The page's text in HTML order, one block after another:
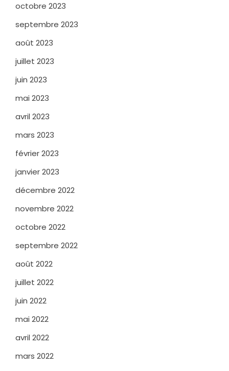
octobre 2023
septembre 2023
août 2023
juillet 2023
juin 2023
mai 2023
avril 2023
mars 2023
février 2023
janvier 2023
décembre 2022
novembre 2022
octobre 2022
septembre 2022
août 2022
juillet 2022
juin 2022
mai 2022
avril 2022
mars 2022